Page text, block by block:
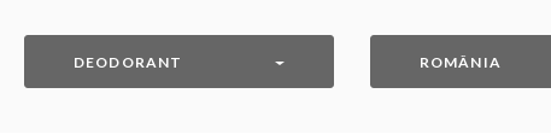
DEODORANT ROMÂNIA